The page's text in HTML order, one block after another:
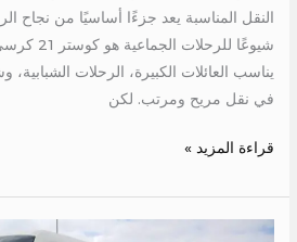
النقل المناسبة يعد جزءًا أساسيًا من نجاح
شيوعًا
يناسب العائلات الكبيرة، الرحلات
في نقل مريح ومرتب. لكن
قراءة المزيد »
سعر